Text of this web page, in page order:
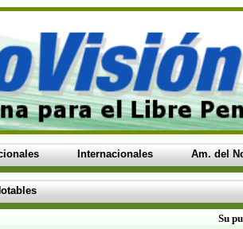
Internacionales Am. del
Su